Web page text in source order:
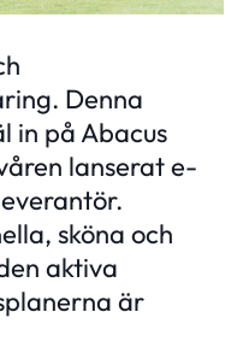
Denna
in på Abacus
lanserat e-
sköna och
aktiva
är